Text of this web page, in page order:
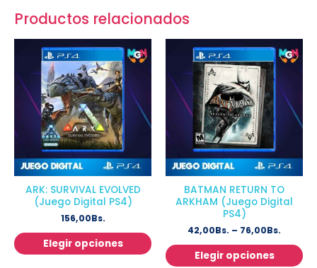
Productos relacionados
ARK: SURVIVAL EVOLVED
(Juego Digital PS4)
156,00Bs.
Elegir opciones
BATMAN RETURN TO
ARKHAM (Juego Digital
PS4)
42,00Bs. – 76,00Bs.
Elegir opciones